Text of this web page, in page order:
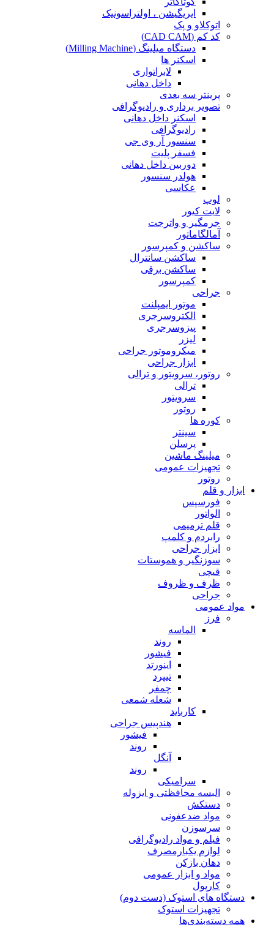
ایریگیشن ، اولتراسونیک
اتوکلاو و پک
کد کم (CAD CAM)
دستگاه میلینگ (Milling Machine)
اسکنر ها
لابراتواری
داخل دهانی
پرینتر سه بعدی
تصویر برداری و رادیوگرافی
اسکنر داخل دهانی
رادیوگرافی
سنسور آر وی جی
فسفر پلیت
دوربین داخل دهانی
هولدر سنسور
عکاسی
لوپ
لایت کیور
جرمگیر و واترجت
آمالگاماتور
ساکشن و کمپرسور
ساکشن سانترال
ساکشن برقی
کمپرسور
جراحی
موتور ایمپلنت
الکتروسرجری
پیزوسرجری
لیزر
میکروموتور جراحی
ابزار جراحی
روتور، سرویتور و ترالی
ترالی
سرویتور
روتور
کوره ها
سینتر
پرسلن
میلینگ ماشین
تجهیزات عمومی
روتور
ابزار و قلم
فورسپس
الواتور
قلم ترمیمی
رابردم و کلمپ
ابزار جراحی
سوزنگیر و هموستات
قیچی
ظرف و ظروف
جراحی
مواد عمومی
فرز
الماسه
روند
فیشور
اینورتد
تیپرد
چمفر
شعله شمعی
کارباید
هندپیس جراحی
فیشور
روند
آنگل
روند
سرامیکی
البسه محافظتی و ایزوله
دستکش
مواد ضدعفونی
سرسوزن
فیلم و مواد رادیوگرافی
لوازم یکبارمصرف
دهان بازکن
مواد و ابزار عمومی
کارپول
دستگاه های استوک (دست دوم)
تجهیزات استوک
همه دسته‌بندی‌ها